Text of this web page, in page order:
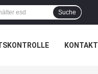
Suche
KONTAKT